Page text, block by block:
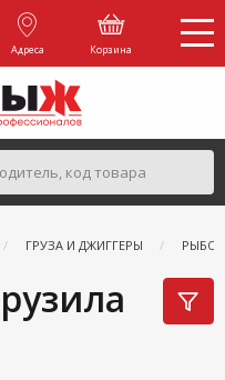
Адреса Корзина
ГРУЗА И ДЖИГГЕРЫ